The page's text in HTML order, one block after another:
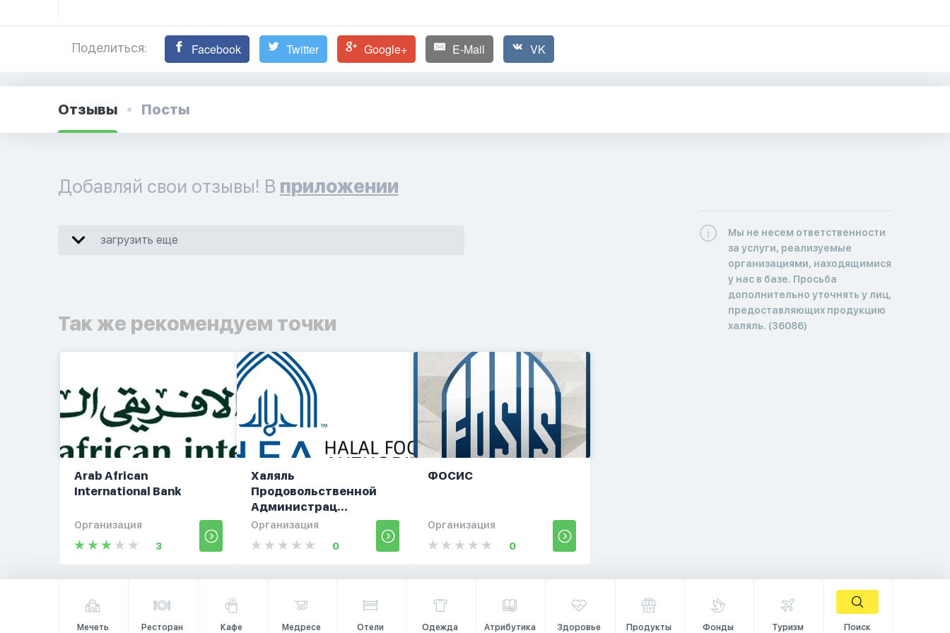
Поделиться: Facebook Twitter Google+ E-Mail VK
Отзывы Посты
Добавляй свои отзывы! В приложении
загрузить еще
Так же рекомендуем точки
Arab African
International Bank
Организация
3
Халяль
Продовольственной
Администрац...
Организация
0
ФОСИС
Организация
0
Мы не несем ответственности
за услуги, реализуемые
организациями, находящимися
у нас в базе. Просьба
дополнительно уточнять у лиц,
предоставляющих продукцию
халяль. (36086)
Мечеть Ресторан Кафе Медресе Отели Одежда Атрибутика Здоровье Продукты Фонды Туризм Поиск